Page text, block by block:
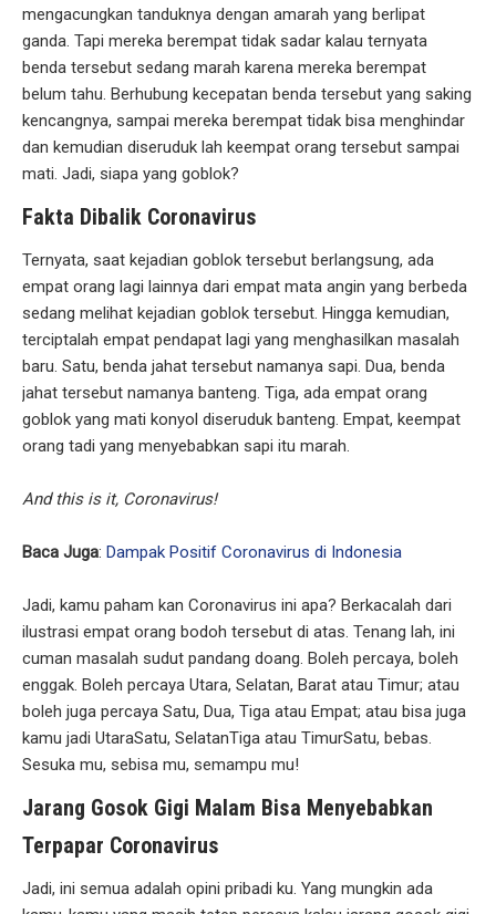
mengacungkan tanduknya dengan amarah yang berlipat
ganda. Tapi mereka berempat tidak sadar kalau ternyata
benda tersebut sedang marah karena mereka berempat
belum tahu. Berhubung kecepatan benda tersebut yang saking
kencangnya, sampai mereka berempat tidak bisa menghindar
dan kemudian diseruduk lah keempat orang tersebut sampai
mati. Jadi, siapa yang goblok?
Fakta Dibalik Coronavirus
Ternyata, saat kejadian goblok tersebut berlangsung, ada
empat orang lagi lainnya dari empat mata angin yang berbeda
sedang melihat kejadian goblok tersebut. Hingga kemudian,
terciptalah empat pendapat lagi yang menghasilkan masalah
baru. Satu, benda jahat tersebut namanya sapi. Dua, benda
jahat tersebut namanya banteng. Tiga, ada empat orang
goblok yang mati konyol diseruduk banteng. Empat, keempat
orang tadi yang menyebabkan sapi itu marah.
And this is it, Coronavirus!
Baca Juga: Dampak Positif Coronavirus di Indonesia
Jadi, kamu paham kan Coronavirus ini apa? Berkacalah dari
ilustrasi empat orang bodoh tersebut di atas. Tenang lah, ini
cuman masalah sudut pandang doang. Boleh percaya, boleh
enggak. Boleh percaya Utara, Selatan, Barat atau Timur; atau
boleh juga percaya Satu, Dua, Tiga atau Empat; atau bisa juga
kamu jadi UtaraSatu, SelatanTiga atau TimurSatu, bebas.
Sesuka mu, sebisa mu, semampu mu!
Jarang Gosok Gigi Malam Bisa Menyebabkan
Terpapar Coronavirus
Jadi, ini semua adalah opini pribadi ku. Yang mungkin ada